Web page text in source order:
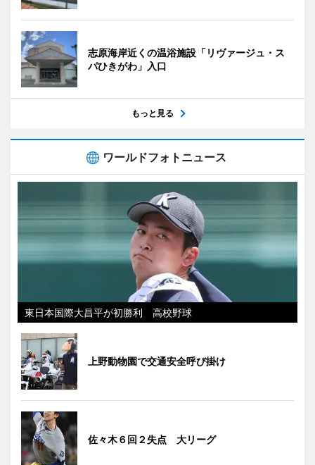
志原海岸近くの温浴施設「リヴァージュ・ス
パひきがわ」入口
もっと見る
ワールドフォトニュース
東日本国際大昌平が初勝利 高校野球
上野動物園で交通安全呼び掛け
佐々木６回２失点 大リーグ